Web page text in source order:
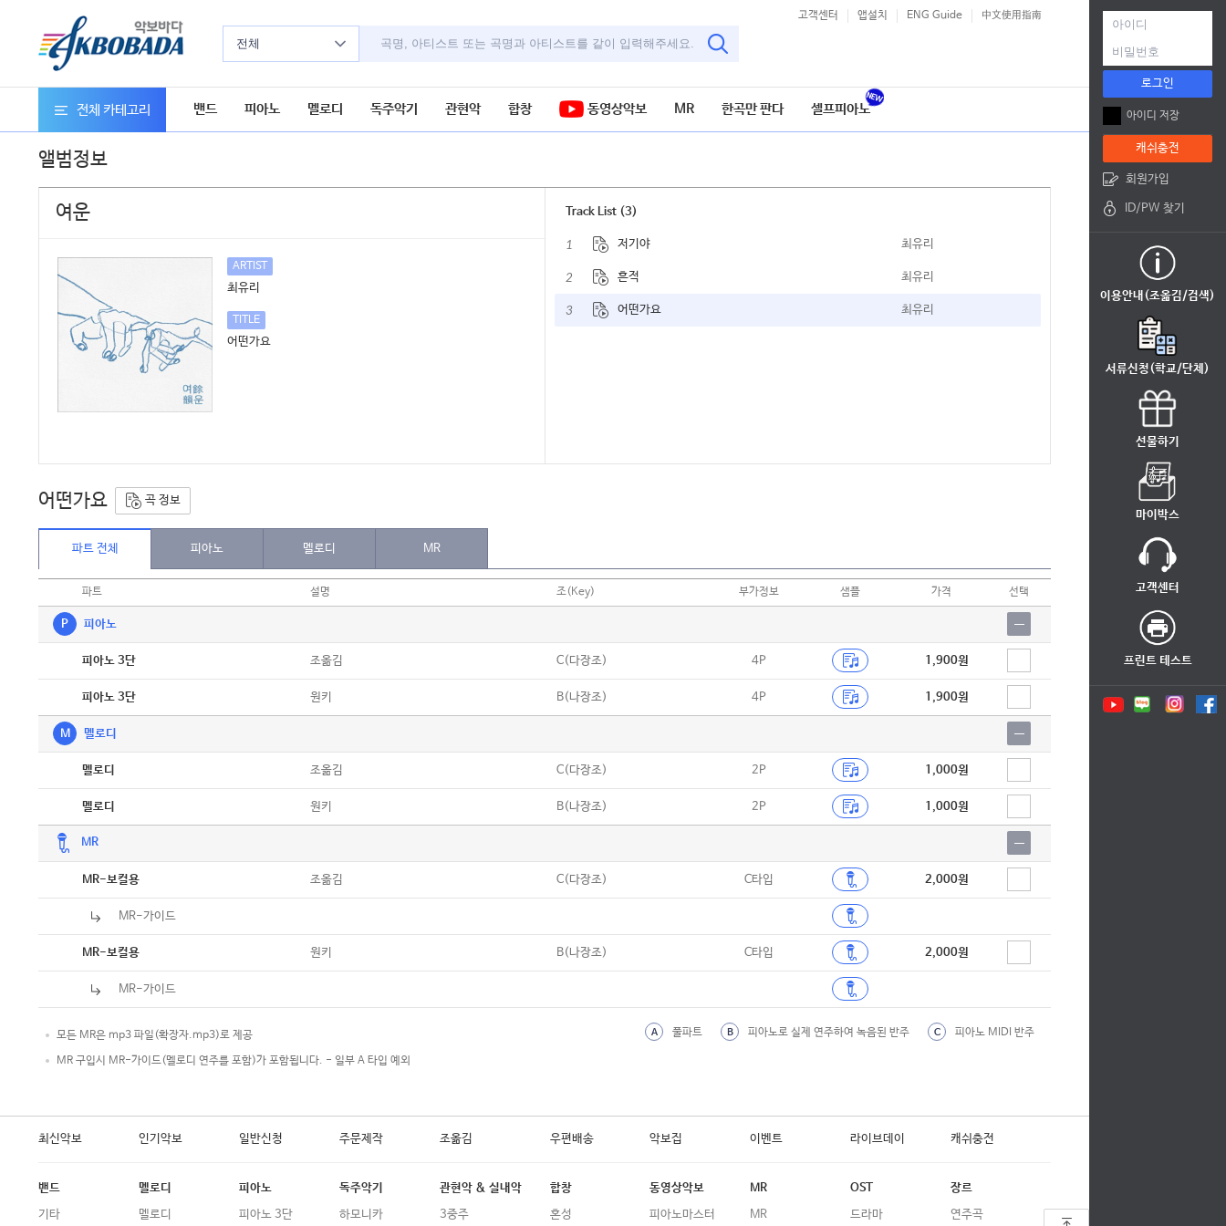
전체
고객센터 앱설치 ENG Guide 中文使用指南
전체 카테고리 밴드 피아노 멜로디 독주악기 관현악 합창 동영상악보 MR 한곡만 판다 셀프피아노
앨범정보
여운
ARTIST
최유리
TITLE
어떤가요
Track List (3)
1 저기야 최유리
2 흔적 최유리
3 어떤가요 최유리
어떤가요 곡 정보
파트 전체 피아노 멜로디 MR
파트 설명 조(Key) 부가정보 샘플 가격 선택
P 피아노
피아노 3단 조옮김 C(다장조) 4P 1,900원
피아노 3단 원키 B(나장조) 4P 1,900원
M 멜로디
멜로디 조옮김 C(다장조) 2P 1,000원
멜로디 원키 B(나장조) 2P 1,000원
MR
MR-보컬용 조옮김 C(다장조) C타입 2,000원
MR-가이드
MR-보컬용 원키 B(나장조) C타입 2,000원
MR-가이드
모든 MR은 mp3 파일(확장자.mp3)로 제공
MR 구입시 MR-가이드(멜로디 연주를 포함)가 포함됩니다. - 일부 A 타입 예외
A 풀파트 B 피아노로 실제 연주하여 녹음된 반주 C 피아노 MIDI 반주
최신악보 인기악보 일반신청 주문제작 조옮김 우편배송 악보집 이벤트 라이브데이 캐쉬충전
밴드
기타
멜로디
멜로디
피아노
피아노 3단
독주악기
하모니카
관현악 & 실내악
3중주
합창
혼성
동영상악보
피아노마스터
MR
MR
OST
드라마
장르
연주곡
로그인
아이디 저장
캐쉬충전
회원가입
ID/PW 찾기
이용안내(조옮김/검색)
서류신청(학교/단체)
선물하기
마이박스
고객센터
프린트 테스트